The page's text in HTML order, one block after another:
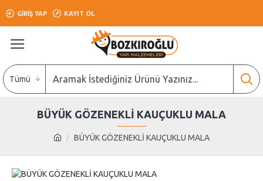
GIRIŞ YAP KAYIT OL
Tümü
BÜYÜK GÖZENEKLİ KAUÇUKLU MALA
BÜYÜK GÖZENEKLİ KAUÇUKLU MALA